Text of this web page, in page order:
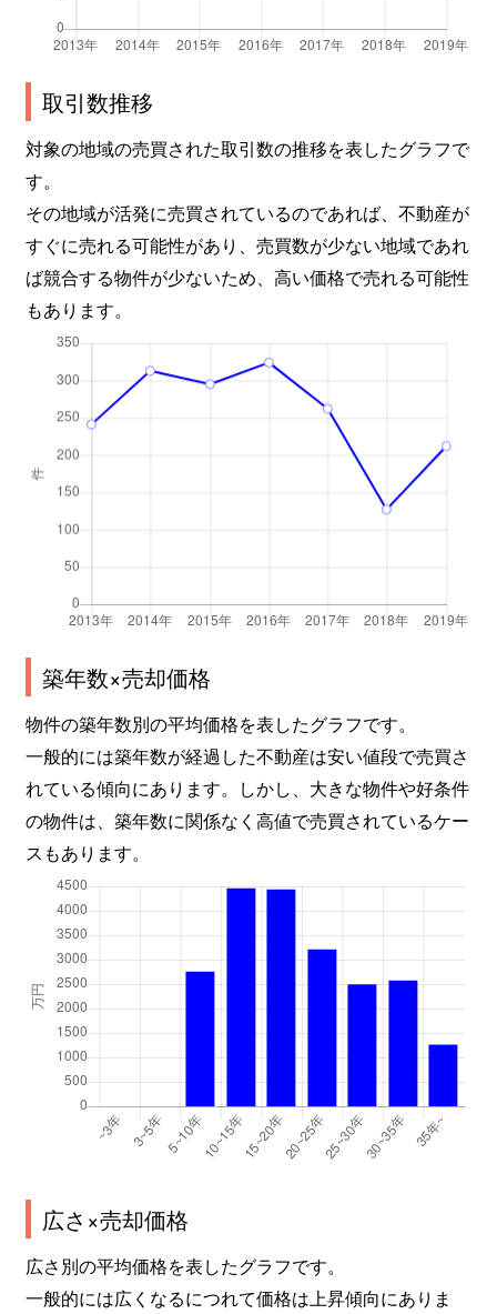
取引数推移
対象の地域の売買された取引数の推移を表したグラフで
す。
その地域が活発に売買されているのであれば、不動産が
すぐに売れる可能性があり、売買数が少ない地域であれ
ば競合する物件が少ないため、高い価格で売れる可能性
もあります。
築年数×売却価格
物件の築年数別の平均価格を表したグラフです。
一般的には築年数が経過した不動産は安い値段で売買さ
れている傾向にあります。しかし、大きな物件や好条件
の物件は、築年数に関係なく高値で売買されているケー
スもあります。
広さ×売却価格
広さ別の平均価格を表したグラフです。
一般的には広くなるにつれて価格は上昇傾向にありま